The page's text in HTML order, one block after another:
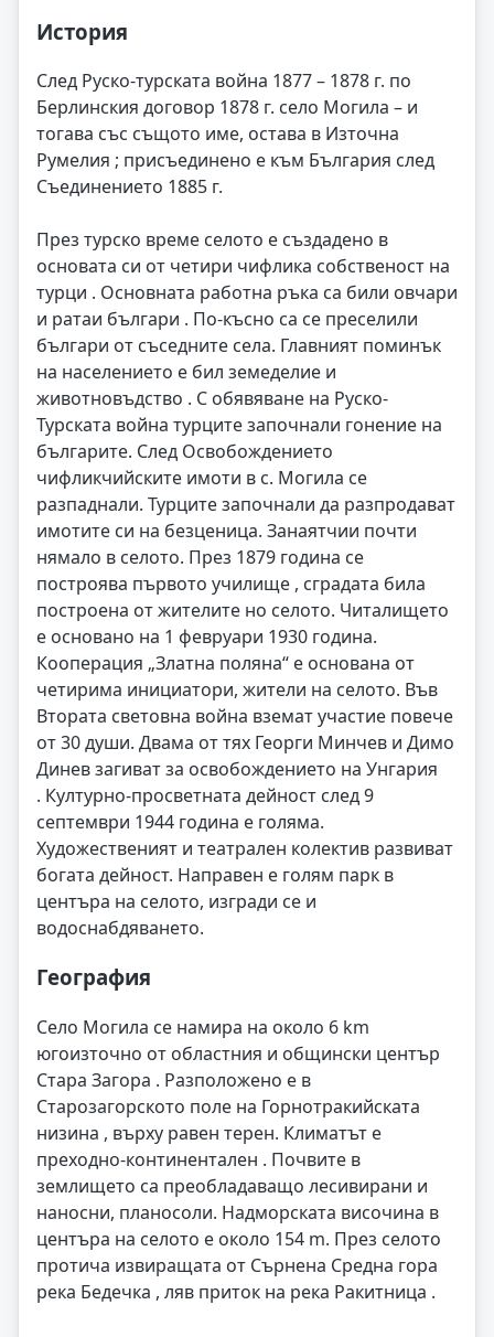
История
След Руско-турската война 1877 – 1878 г. по
Берлинския договор 1878 г. село Могила – и
тогава със същото име, остава в Източна
Румелия ; присъединено е към България след
Съединението 1885 г.
През турско време селото е създадено в
основата си от четири чифлика собственост на
турци . Основната работна ръка са били овчари
и ратаи българи . По-късно са се преселили
българи от съседните села. Главният поминък
на населението е бил земеделие и
животновъдство . С обявяване на Руско-
Турската война турците започнали гонение на
българите. След Освобождението
чифликчийските имоти в с. Могила се
разпаднали. Турците започнали да разпродават
имотите си на безценица. Занаятчии почти
нямало в селото. През 1879 година се
построява първото училище , сградата била
построена от жителите но селото. Читалището
е основано на 1 февруари 1930 година.
Кооперация „Златна поляна“ е основана от
четирима инициатори, жители на селото. Във
Втората световна война вземат участие повече
от 30 души. Двама от тях Георги Минчев и Димо
Динев загиват за освобождението на Унгария
. Културно-просветната дейност след 9
септември 1944 година е голяма.
Художественият и театрален колектив развиват
богата дейност. Направен е голям парк в
центъра на селото, изгради се и
водоснабдяването.
География
Село Могила се намира на около 6 km
югоизточно от областния и общински център
Стара Загора . Разположено е в
Старозагорското поле на Горнотракийската
низина , върху равен терен. Климатът е
преходно-континентален . Почвите в
землището са преобладаващо лесивирани и
наносни, планосоли. Надморската височина в
центъра на селото е около 154 m. През селото
протича извиращата от Сърнена Средна гора
река Бедечка , ляв приток на река Ракитница .